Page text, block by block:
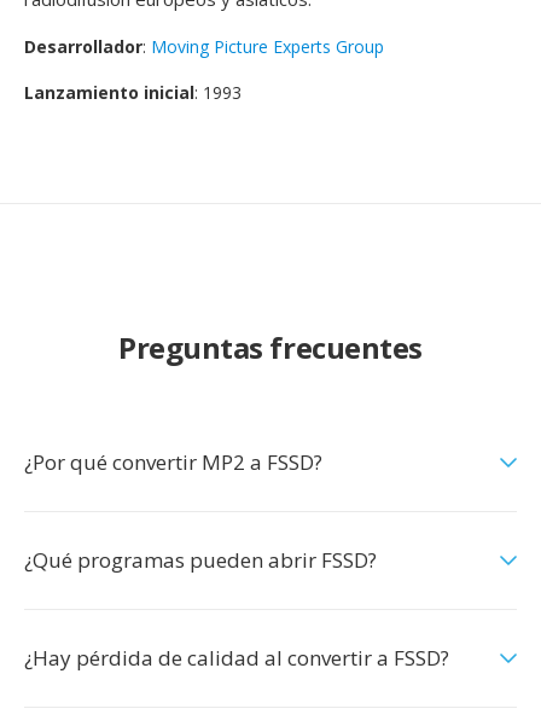
Desarrollador: Moving Picture Experts Group
Lanzamiento inicial: 1993
Preguntas frecuentes
¿Por qué convertir MP2 a FSSD?
¿Qué programas pueden abrir FSSD?
¿Hay pérdida de calidad al convertir a FSSD?